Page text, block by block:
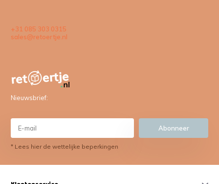
+31 085 303 0315
sales@retoertje.nl
Nieuwsbrief:
Abonneer
* Lees hier de wettelijke beperkingen